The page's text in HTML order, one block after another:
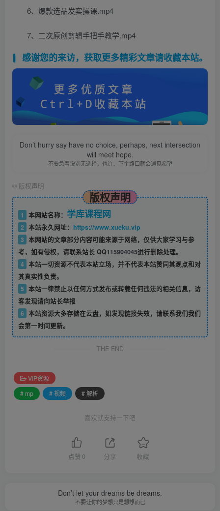
6、爆款选品发实操课.mp4
7、二次原创剪辑手把手教学.mp4
感谢您的来访，获取更多精彩文章请收藏本站。
Don’t hurry say have no choice, perhaps, next intersection
will meet hope.
不要急着说别无选择，也许、下个路口就会遇见希望
© 版权声明
版权声明
1 本网站名称： 学库课程网
2 本站永久网址： https://www.xueku.vip
3 本网站的文章部分内容可能来源于网络，仅供大家学习与参
考，如有侵权，请联系站长 QQ115904045进行删除处理。
4 本站一切资源不代表本站立场，并不代表本站赞同其观点和对
其真实性负责。
5 本站一律禁止以任何方式发布或转载任何违法的相关信息，访
客发现请向站长举报
6 本站资源大多存储在云盘，如发现链接失效，请联系我们我们
会第一时间更新。
THE END
VIP资源
# mp
# 视频 # 解析
喜欢就支持一下吧
点赞 0 分享 收藏
Don’t let your dreams be dreams.
不要让你的梦想只是想想而已